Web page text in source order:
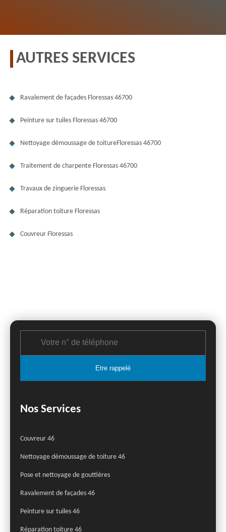
AUTRES SERVICES
Ravalement de façades Floressas 46700
Peinture sur tuiles Floressas 46700
Nettoyage démoussage de toitureFloressas 46700
Traitement de charpente Floressas 46700
Travaux de zinguerie Floressas
Réparation toiture Floressas
Couvreur Floressas
Nos Services
Couvreur 46
Nettoyage démoussage de toiture 46
Pose et nettoyage de gouttières
Ravalement de façades 46
Peinture sur tuiles 46
Réparation toiture 46